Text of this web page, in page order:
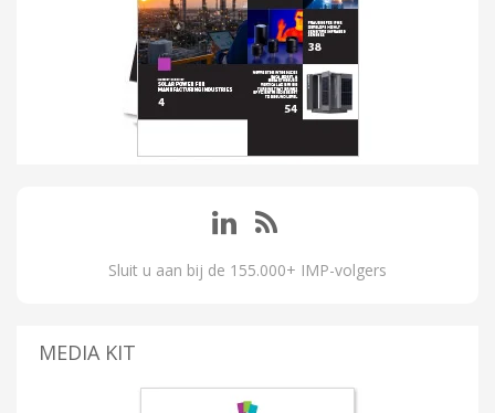
Sluit u aan bij de 155.000+ IMP-volgers
MEDIA KIT